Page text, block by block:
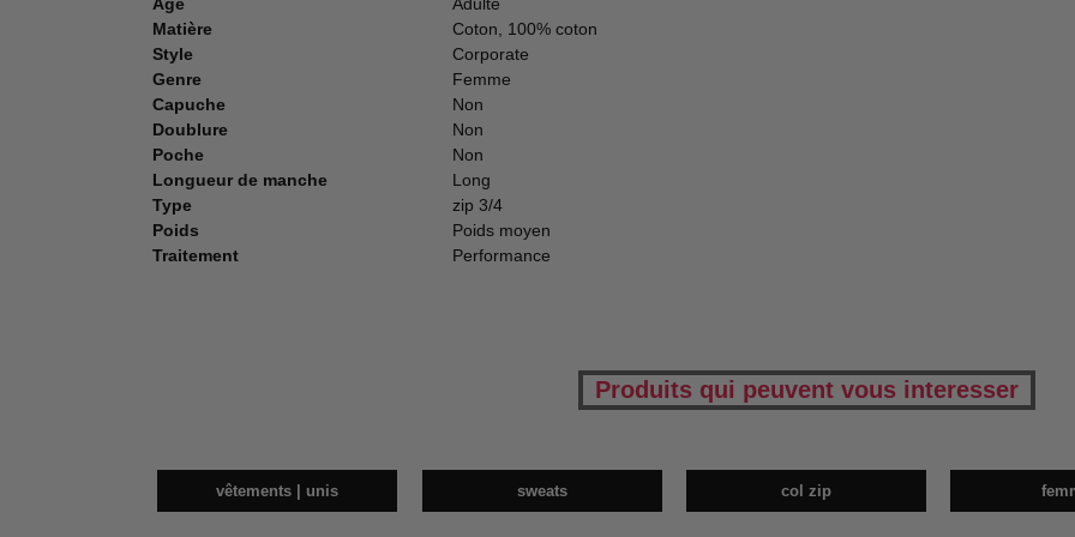
Age
Adulte
Matière
Coton, 100% coton
Style
Corporate
Genre
Femme
Capuche
Non
Doublure
Non
Poche
Non
Longueur de manche
Long
Type
zip 3/4
Poids
Poids moyen
Traitement
Performance
Produits qui peuvent vous interesser
vêtements | unis sweats col zip